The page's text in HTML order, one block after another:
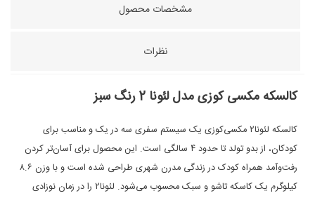
مشخصات محصول
نظرات
کالسکه مکسی کوزی مدل لئونا 2 رنگ سبز
کالسکه لئونا۲ مکسی‌کوزی یک سیستم سفری سه در یک و مناسب برای
کودکان، از بدو تولد تا حدود ۴ سالگی است. این محصول برای آسان‌تر کردن
رفت‌و‌آمد همراه کودک در زندگی مدرن شهری طراحی شده ‌است و با وزن ۸.۶
کیلوگرم یک کاسکه تاشو و سبک محسوب می‌شود. لئونا۲ را در زمان نوزادی